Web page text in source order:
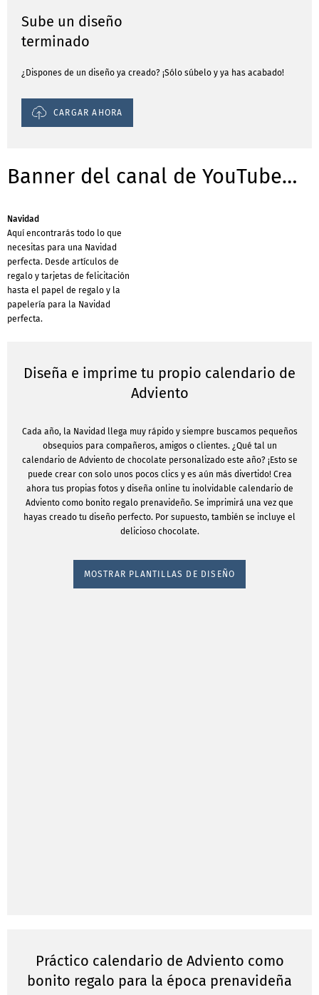
Sube un diseño
terminado
¿Dispones de un diseño ya creado? ¡Sólo súbelo y ya has acabado!
CARGAR AHORA
Banner del canal de YouTube-Plantillas para negocios
Navidad
Aquí encontrarás todo lo que
necesitas para una Navidad
perfecta. Desde artículos de
regalo y tarjetas de felicitación
hasta el papel de regalo y la
papelería para la Navidad
perfecta.
Diseña e imprime tu propio calendario de
Adviento
Cada año, la Navidad llega muy rápido y siempre buscamos pequeños
obsequios para compañeros, amigos o clientes. ¿Qué tal un
calendario de Adviento de chocolate personalizado este año? ¡Esto se
puede crear con solo unos pocos clics y es aún más divertido! Crea
ahora tus propias fotos y diseña online tu inolvidable calendario de
Adviento como bonito regalo prenavideño. Se imprimirá una vez que
hayas creado tu diseño perfecto. Por supuesto, también se incluye el
delicioso chocolate.
MOSTRAR PLANTILLAS DE DISEÑO
Práctico calendario de Adviento como
bonito regalo para la época prenavideña